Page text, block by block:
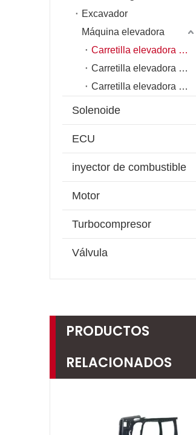
Excavador
Máquina elevadora
Carretilla elevadora de aire
Carretilla elevadora diésel
Carretilla elevadora eléctrica
Solenoide
ECU
inyector de combustible
Motor
Turbocompresor
Válvula
PRODUCTOS
RELACIONADOS